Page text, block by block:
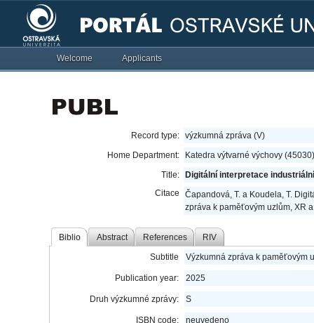
Welcome Applicants
Record type: výzkumná zpráva (V)
Home Department:
Katedra výtvarné výchovy (45030)
Title:
Digitální interpretace
Citace
Čapandová, T. a Koudela, T.
zpráva k paměťovým uzlům, XR
Biblio Abstract References RIV
Subtitle Výzkumná zpráva k paměťovým
Publication year: 2025
Druh výzkumné zprávy: S
ISBN code: neuvedeno